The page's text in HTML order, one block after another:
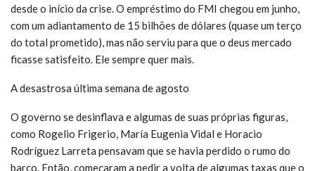
desde o início da crise. O empréstimo do FMI chegou em junho,
com um adiantamento de 15 bilhões de dólares (quase um terço
do total prometido), mas não serviu para que o deus mercado
ficasse satisfeito. Ele sempre quer mais.
A desastrosa última semana de agosto
O governo se desinflava e algumas de suas próprias figuras,
como Rogelio Frigerio, María Eugenia Vidal e Horacio
Rodríguez Larreta pensavam que se havia perdido o rumo do
barco. Então, começaram a pedir a volta de algumas taxas que o